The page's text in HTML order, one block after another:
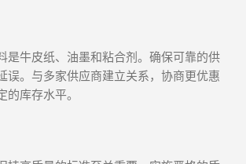
是牛皮纸、油墨和粘合剂。确保可靠的供
误。与多家供应商建立关系，协商更优惠
的库存水平。